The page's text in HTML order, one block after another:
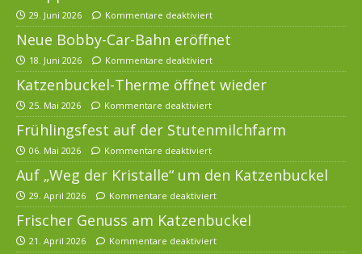
29. Juni 2026 Kommentare deaktiviert
Neue Bobby-Car-Bahn eröffnet
18. Juni 2026 Kommentare deaktiviert
Katzenbuckel-Therme öffnet wieder
25. Mai 2026 Kommentare deaktiviert
Frühlingsfest auf der Stutenmilchfarm
06. Mai 2026 Kommentare deaktiviert
Auf „Weg der Kristalle“ um den Katzenbuckel
29. April 2026 Kommentare deaktiviert
Frischer Genuss am Katzenbuckel
21. April 2026 Kommentare deaktiviert